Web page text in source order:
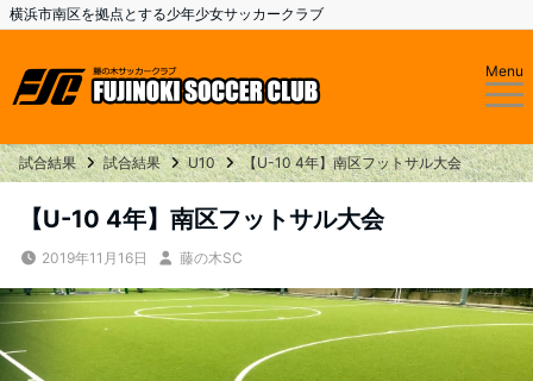
横浜市南区を拠点とする少年少女サッカークラブ
Menu
試合結果 試合結果 U10 【U-10 4年】南区フットサル大会
【U-10 4年】南区フットサル大会
2019年11月16日 藤の木SC